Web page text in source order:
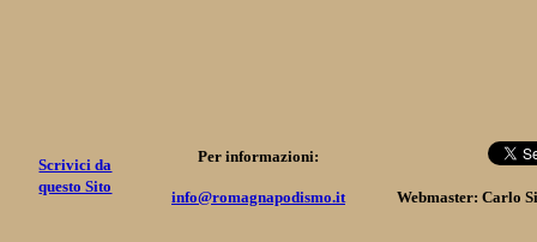
Scrivici da
questo Sito
Per informazioni:
info@romagnapodismo.it Webmaster: Carlo